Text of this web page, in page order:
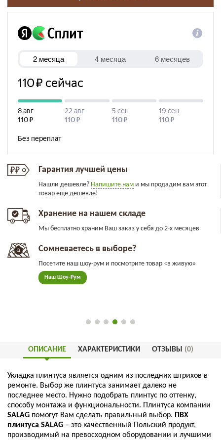
Гарантия лучшей цены
Нашли дешевле? Напишите нам и мы продадим вам этот
товар еще дешевле!
Хранение на нашем складе
Мы бесплатно храним Ваш заказ у себя до 2-х месяцев
Сомневаетесь в выборе?
Посетите наш шоу-рум и посмотрите товар «в живую»
Наш Шоу-Рум
ОПИСАНИЕ ХАРАКТЕРИСТИКИ ОТЗЫВЫ (0)
Укладка плинтуса является одним из последних штрихов в
ремонте. Выбор же плинтуса занимает далеко не
последнее место. Нужно подобрать плинтус по оттенку,
способу монтажа и функциональности. Плинтуса компании
SALAG помогут Вам сделать правильный выбор. ПВХ
плинтуса SALAG – это качественный Польский продукт,
производимый на превосходном оборудовании и лучшими